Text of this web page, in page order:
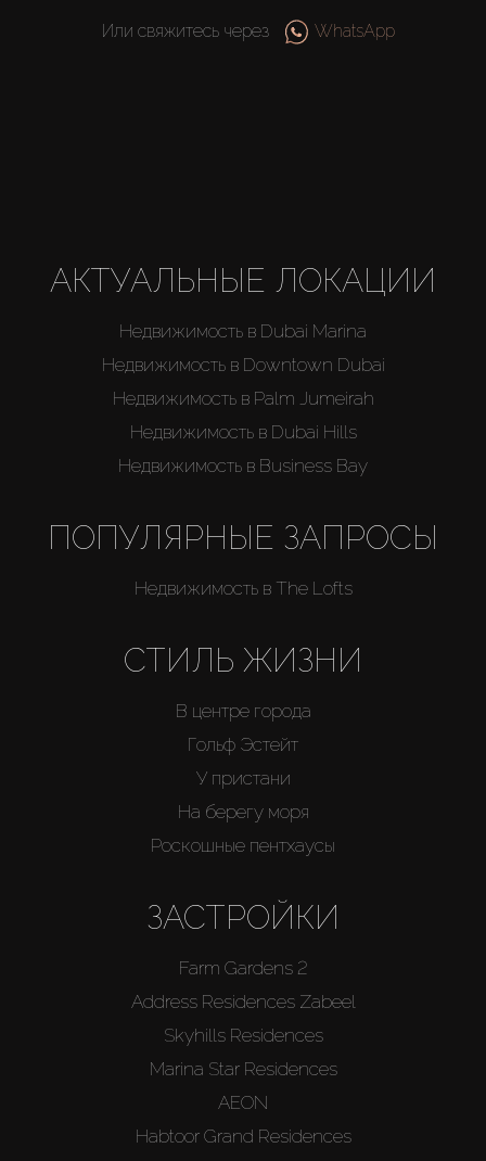
Или свяжитесь через WhatsApp
АКТУАЛЬНЫЕ ЛОКАЦИИ
Недвижимость в Dubai Marina
Недвижимость в Downtown Dubai
Недвижимость в Palm Jumeirah
Недвижимость в Dubai Hills
Недвижимость в Business Bay
ПОПУЛЯРНЫЕ ЗАПРОСЫ
Недвижимость в The Lofts
СТИЛЬ ЖИЗНИ
В центре города
Гольф Эстейт
У пристани
На берегу моря
Роскошные пентхаусы
ЗАСТРОЙКИ
Farm Gardens 2
Address Residences Zabeel
Skyhills Residences
Marina Star Residences
AEON
Habtoor Grand Residences